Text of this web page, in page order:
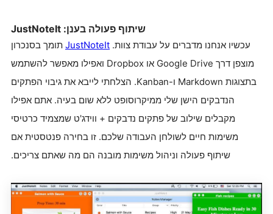
שיתוף פעולה בענן: JustNoteIt
עכשיו אנחנו מדברים על עבודת צוות. JustNoteIt תומך בסנכרון
מוצפן דרך Google Drive או Dropbox ואפילו מאפשר להשתמש
בתצוגות Markdown ו-Kanban. הצלחתי לייבא את גיבוי הפתקים
הנדבקים הישן שלי ממיקרוסופט ללא שום בעיה. אתם אפילו
מקבלים שילוב של פתקים נדבקים + ווידג'ט שמצמיד כרטיסי
משימות חיים לשולחן העבודה שלכם. זו בחירה פנטסטית אם
שיתוף פעולה וניהול משימות מובנה הם מה שאתם צריכים.